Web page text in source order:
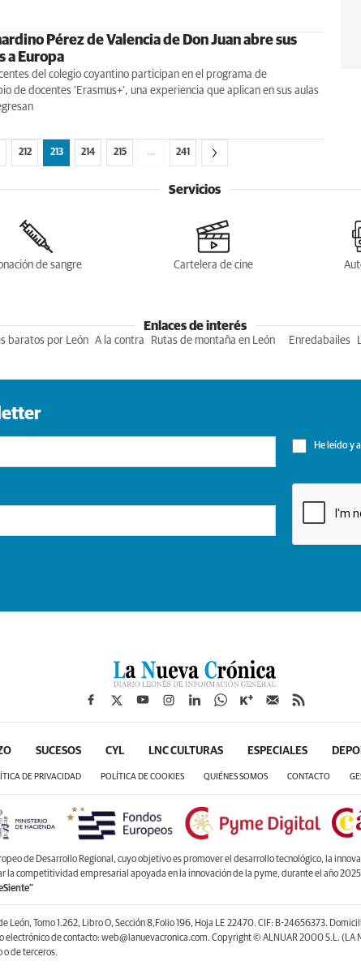
Pérez de Valencia de Don Juan abre sus
a Europa
del colegio coyantino participan en el programa de
de docentes ‘Erasmus+’, una experiencia que aplican en sus aulas
212 213 214 215 … 241
Servicios
de sangre Cartelera de cine
Enlaces de interés
baratos por León A la contra Rutas de montaña en León Enredabailes
He leído y
SUCESOS CYL LNC CULTURAS ESPECIALES
DE PRIVACIDAD POLÍTICA DE COOKIES QUIÉNES SOMOS CONTACTO
de Desarrollo Regional, cuyo objetivo es promover el desarrollo tecnológico, la
la competitividad empresarial apoyada en la innovación de la pyme, durante el año
León, Tomo 1.262, Libro O, Sección 8,Folio 196, Hoja LE 22470. CIF: B-24656373.
electrónico de contacto: web@lanuevacronica.com. Copyright © ALNUAR 2000 S.L. (LA
o de terceros.